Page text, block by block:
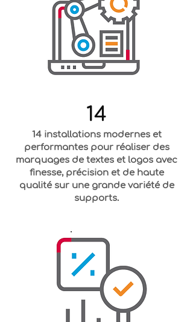
14
14 installations modernes et
performantes pour réaliser des
marquages de textes et logos avec
finesse, précision et de haute
qualité sur une grande variété de
supports.